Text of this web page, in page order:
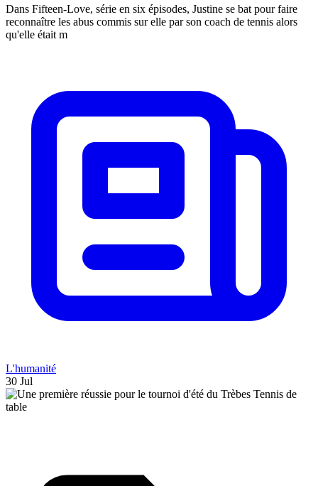
Dans Fifteen-Love, série en six épisodes, Justine se bat pour faire
reconnaître les abus commis sur elle par son coach de tennis alors
qu'elle était m
L'humanité
30 Jul